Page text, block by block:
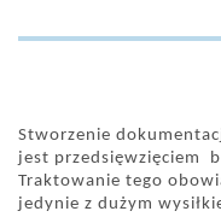
Stworzenie
jest przedsięwzięciem
Traktowanie tego
jedynie z dużym